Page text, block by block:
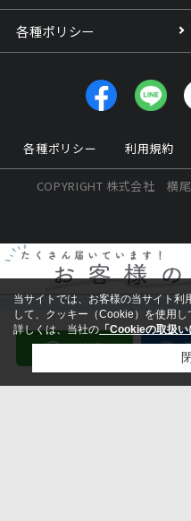
各種ポリシー
各種ポリシー 利用規約
COPYRIGHT 株式会社 横尾
当サイトでは、お客様の当サイト利
して、クッキー（Cookie）を使用し
詳しくは、当社の「Cookieの取扱い